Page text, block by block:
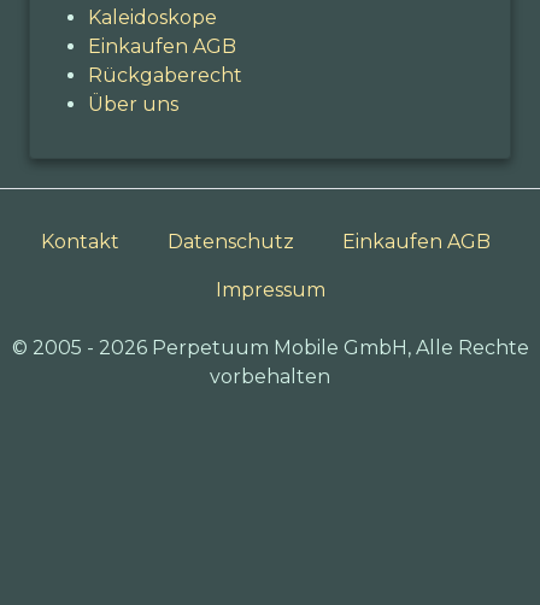
Kaleidoskope
Einkaufen AGB
Rückgaberecht
Über uns
Kontakt Datenschutz Einkaufen AGB
Impressum
© 2005 - 2026 Perpetuum Mobile GmbH, Alle Rechte
vorbehalten